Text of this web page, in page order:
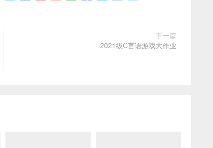
下一篇
2021级C言语游戏大作业